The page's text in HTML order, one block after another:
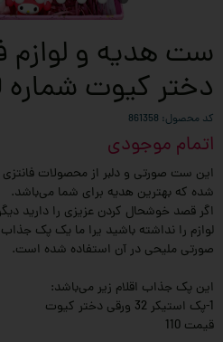
ست هدیه و لوازم
دختر کیوت شماره 40
کد محصول: 861358
اتمام موجودی
این ست صورتی و دلبر از محصولات
شده که بهترین هدیه برای شما می‌باشد.
اگر قصد خوشحال کردن عزیزی را دارید
لوازم را نداشته باشید یرا ما یک پک
صورتی ملیحی در آن استفاده شده است.
این پک جذاب اقلام زیر می‌باشد:
1-پک استیکر 32 ورقی دختر کیوت
قیمت 110